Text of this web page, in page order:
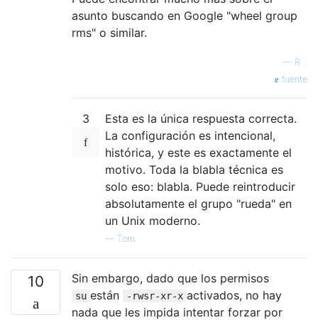
asunto buscando en Google "wheel group
rms" o similar.
— R ..
fuente
3
Esta es la única respuesta correcta.
La configuración es intencional,
histórica, y este es exactamente el
motivo. Toda la blabla técnica es
solo eso: blabla. Puede reintroducir
absolutamente el grupo "rueda" en
un Unix moderno.
— Tom
10 Sin embargo, dado que los permisos
su están -rwsr-xr-x activados, no hay
nada que les impida intentar forzar por